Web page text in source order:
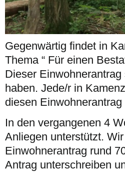
Gegenwärtig findet in
Thema “ Für einen
Dieser
haben. Jede/r in
diesen
In den vergangenen 4
Anliegen unterstützt.
Einwohnerantrag rund
Antrag unterschreiben